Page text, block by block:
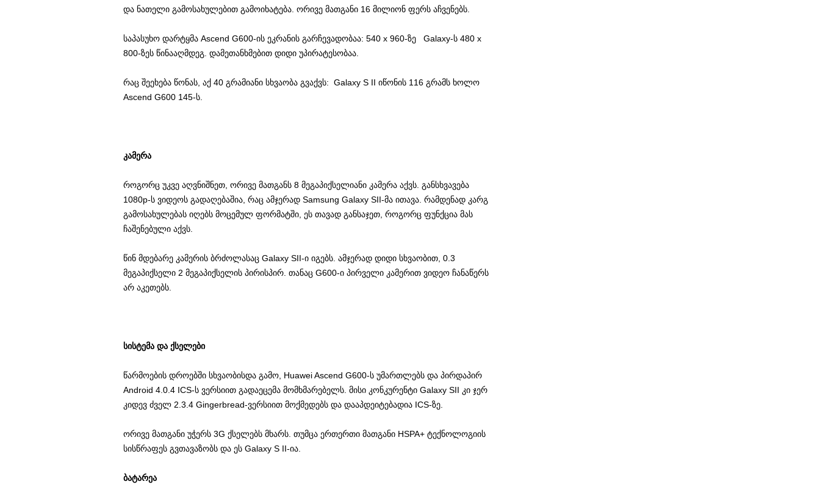
და ნათელი გამოსახულებით გამოიხატება. ორივე მათგანი 16 მილიონ ფერს აჩვენებს.
საპასუხო დარტყმა Ascend G600-ის ეკრანის გარჩევადობაა: 540 x 960-ზე Galaxy-ს 480 x
800-ზეს წინააღმდეგ. დამეთანხმებით დიდი უპირატესობაა.
რაც შეეხება წონას, აქ 40 გრამიანი სხვაობა გვაქვს: Galaxy S II იწონის 116 გრამს ხოლო
Ascend G600 145-ს.
კამერა
როგორც უკვე აღვნიშნეთ, ორივე მათგანს 8 მეგაპიქსელიანი კამერა აქვს. განსხვავება
1080p-ს ვიდეოს გადაღებაშია, რაც ამჯერად Samsung Galaxy SII-მა ითავა. რამდენად კარგ
გამოსახულებას იღებს მოცემულ ფორმატში, ეს თავად განსაჯეთ, როგორც ფუნქცია მას
ჩაშენებული აქვს.
წინ მდებარე კამერის ბრძოლასაც Galaxy SII-ი იგებს. ამჯერად დიდი სხვაობით, 0.3
მეგაპიქსელი 2 მეგაპიქსელის პირისპირ. თანაც G600-ი პირველი კამერით ვიდეო ჩანაწერს
არ აკეთებს.
სისტემა და ქსელები
წარმოების დროებში სხვაობისდა გამო, Huawei Ascend G600-ს უმართლებს და პირდაპირ
Android 4.0.4 ICS-ს ვერსიით გადაეცემა მომხმარებელს. მისი კონკურენტი Galaxy SII კი ჯერ
კიდევ ძველ 2.3.4 Gingerbread-ვერსიით მოქმედებს და დააპდეიტებადია ICS-ზე.
ორივე მათგანი უჭერს 3G ქსელებს მხარს. თუმცა ერთერთი მათგანი HSPA+ ტექნოლოგიის
სისწრაფეს გვთავაზობს და ეს Galaxy S II-ია.
ბატარეა